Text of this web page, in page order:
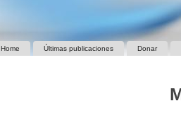
Home Últimas publicaciones Donar